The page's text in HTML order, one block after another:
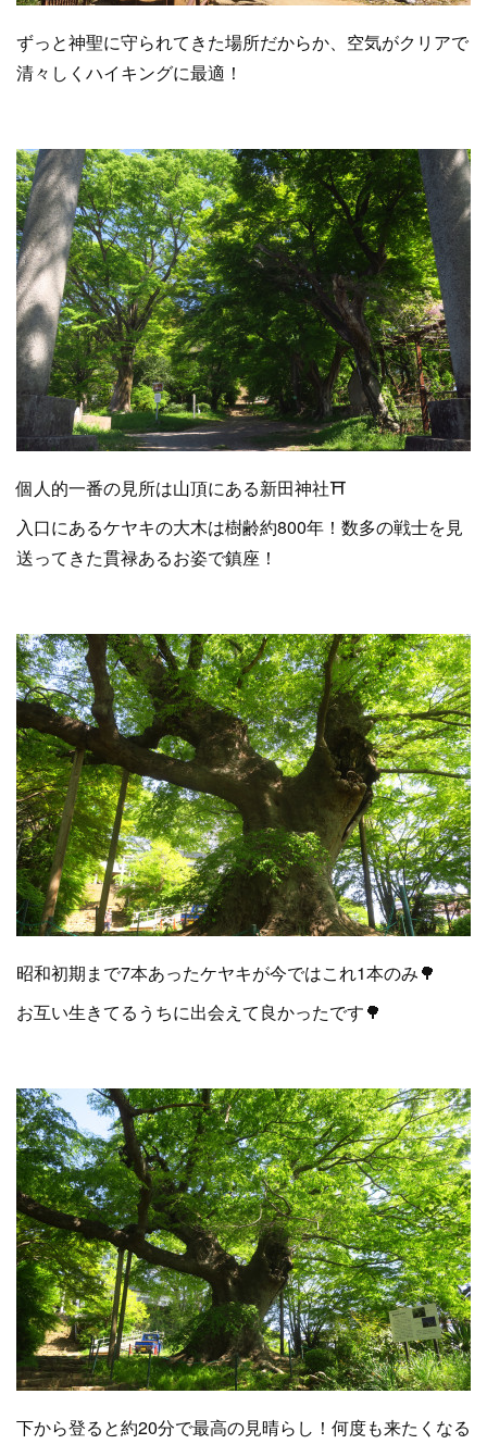
ずっと神聖に守られてきた場所だからか、空気がクリアで
清々しくハイキングに最適！
個人的一番の見所は山頂にある新田神社⛩
入口にあるケヤキの大木は樹齢約800年！数多の戦士を見
送ってきた貫禄あるお姿で鎮座！
昭和初期まで7本あったケヤキが今ではこれ1本のみ🌳
お互い生きてるうちに出会えて良かったです🌳
下から登ると約20分で最高の見晴らし！何度も来たくなる